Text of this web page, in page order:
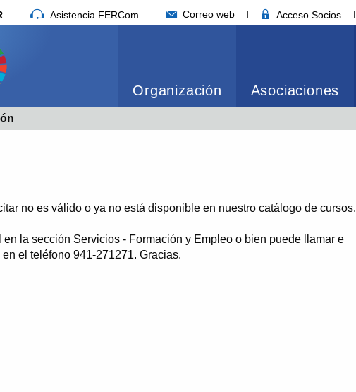
Asistencia FERCom Correo web Acceso Socios
Organización Asociaciones
no es válido o ya no está disponible en nuestro catálogo de cursos.
la sección Servicios - Formación y Empleo o bien puede llamar e
el teléfono 941-271271. Gracias.